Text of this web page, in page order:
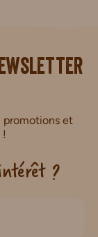
promotions et
?